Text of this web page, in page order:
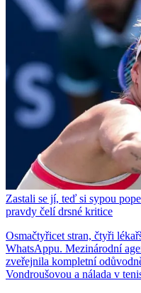
Zastali se jí, teď si sypou
pravdy čelí drsné kritice
Osmačtyřicet stran, čtyři
WhatsAppu. Mezinárodní
zveřejnila kompletní
Vondroušovou a nálada v